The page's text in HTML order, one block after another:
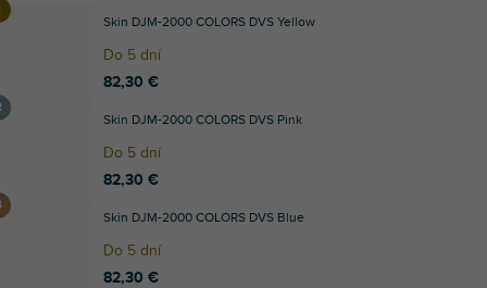
Skin DJM-2000 COLORS DVS Yellow
Do 5 dní
82,30 €
Skin DJM-2000 COLORS DVS Pink
Do 5 dní
82,30 €
Skin DJM-2000 COLORS DVS Blue
Do 5 dní
82,30 €